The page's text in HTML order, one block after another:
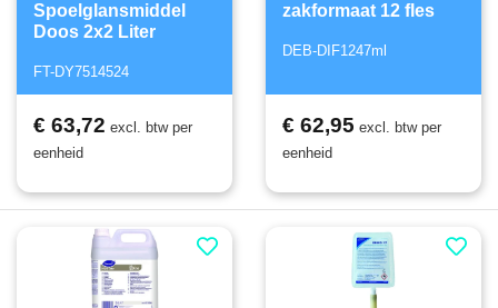
Spoelglansmiddel
Doos 2x2 Liter
FT-DY7514524
€ 63,72 excl. btw per
eenheid
zakformaat 12 fles
DEB-DIF1247ml
€ 62,95 excl. btw per
eenheid